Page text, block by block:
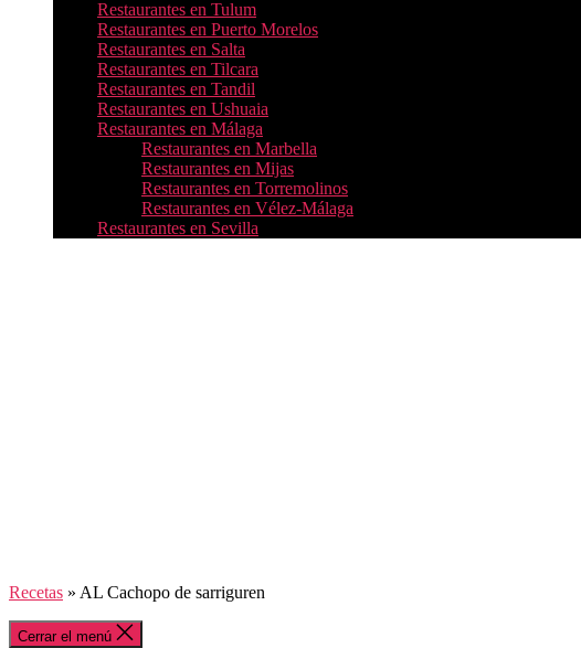
Restaurantes en Tulum
Restaurantes en Puerto Morelos
Restaurantes en Salta
Restaurantes en Tilcara
Restaurantes en Tandil
Restaurantes en Ushuaia
Restaurantes en Málaga
Restaurantes en Marbella
Restaurantes en Mijas
Restaurantes en Torremolinos
Restaurantes en Vélez-Málaga
Restaurantes en Sevilla
Recetas » AL Cachopo de sarriguren
Cerrar el menú